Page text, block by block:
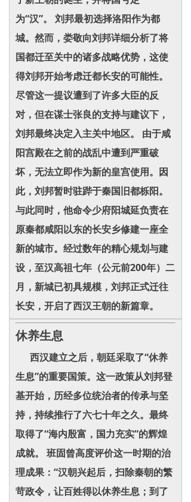
为“汉”。 刘邦最初选择洛阳作为都
城。然而，娄敬向刘邦详细分析了将
国都迁至关中的诸多战略优势，这使
得刘邦开始考虑迁都长安的可能性。
尽管这一提议遭到了许多大臣的反
对，但在谋士张良的支持与建议下，
刘邦最终决定入主关中地区。 由于咸
阳宫殿在之前的战乱中遭到严重破
坏，无法立即作为新的皇宫使用。因
此，刘邦暂时驻跸于秦国旧都栎阳。
与此同时，他命令少府阳城延负责在
原秦都咸阳以东的长安乡修建一座全
新的城市。经过数年的精心规划与建
设，至汉高祖七年（公元前200年）二
月，新城已初具规模，刘邦正式迁往
长安，开启了西汉王朝的新篇章。
休养生息
西汉建立之后，朝廷采取了“休养
生息”的重要国策。这一政策从刘邦登
基开始，历经多位统治者的传承与坚
持，持续推行了六七十年之久。最终
取得了“海内殷富，国力充实”的辉煌
成就。 班固曾高度评价这一时期的治
理成果：“汉朝兴起后，扫除秦朝的繁
苛政令，让百姓得以休养生息；到了